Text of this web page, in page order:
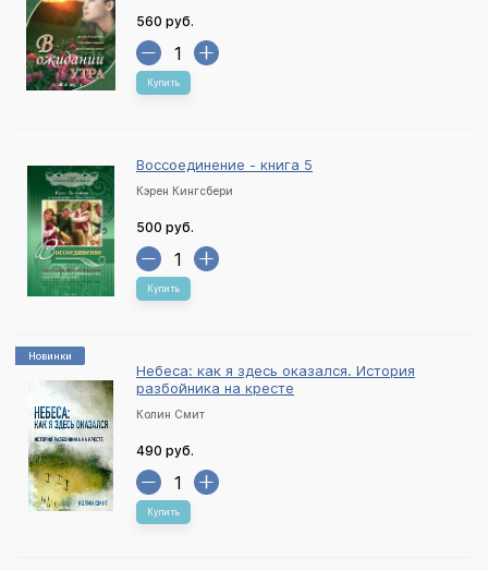
560 руб.
Купить
Воссоединение - книга 5
Кэрен Кингсбери
500 руб.
Купить
Новинки
Небеса: как я здесь оказался. История
разбойника на кресте
Колин Смит
490 руб.
Купить